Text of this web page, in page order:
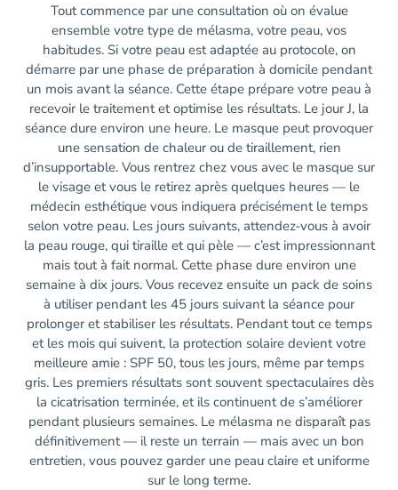
Tout commence par une consultation où on évalue
ensemble votre type de mélasma, votre peau, vos
habitudes. Si votre peau est adaptée au protocole, on
démarre par une phase de préparation à domicile pendant
un mois avant la séance. Cette étape prépare votre peau à
recevoir le traitement et optimise les résultats. Le jour J, la
séance dure environ une heure. Le masque peut provoquer
une sensation de chaleur ou de tiraillement, rien
d’insupportable. Vous rentrez chez vous avec le masque sur
le visage et vous le retirez après quelques heures — le
médecin esthétique vous indiquera précisément le temps
selon votre peau. Les jours suivants, attendez-vous à avoir
la peau rouge, qui tiraille et qui pèle — c’est impressionnant
mais tout à fait normal. Cette phase dure environ une
semaine à dix jours. Vous recevez ensuite un pack de soins
à utiliser pendant les 45 jours suivant la séance pour
prolonger et stabiliser les résultats. Pendant tout ce temps
et les mois qui suivent, la protection solaire devient votre
meilleure amie : SPF 50, tous les jours, même par temps
gris. Les premiers résultats sont souvent spectaculaires dès
la cicatrisation terminée, et ils continuent de s’améliorer
pendant plusieurs semaines. Le mélasma ne disparaît pas
définitivement — il reste un terrain — mais avec un bon
entretien, vous pouvez garder une peau claire et uniforme
sur le long terme.